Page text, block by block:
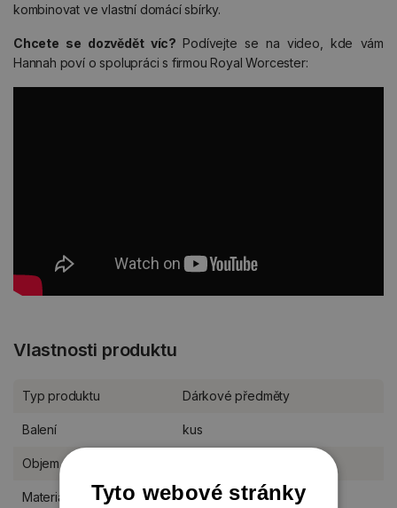
kombinovat ve vlastní domácí sbírky.
Chcete se dozvědět víc?Podívejte se na video, kde vám
Hannah poví o spolupráci s firmou Royal Worcester:
Vlastnosti produktu
Typ produktu Dárkové předměty
Balení kus
Objem
Materiál kostní porcelán
Tyto webové stránky